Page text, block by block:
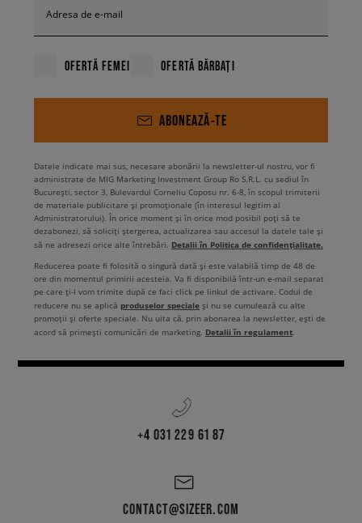
Adresa de e-mail
OFERTĂ FEMEI OFERTĂ BĂRBAȚI
ABONEAZĂ-TE
Datele indicate mai sus, necesare abonării la newsletter-ul nostru, vor fi
administrate de MIG Marketing Investment Group Ro S.R.L. cu sediul în
București, sector 3, Bulevardul Corneliu Coposu nr. 6-8, în scopul trimiterii
de materiale publicitare și promoționale (în interesul legitim al
Administratorului). În orice moment și în orice mod posibil poți să te
dezabonezi, să soliciți ștergerea, actualizarea sau accesul la datele tale și
să ne adresezi orice alte întrebări. Detalii în Politica de confidențialitate.
Reducerea poate fi folosită o singură dată și este valabilă timp de 48 de
ore din momentul primirii acesteia. Va fi disponibilă într-un e-mail separat
pe care ți-l vom trimite după ce faci click pe linkul de activare. Codul de
reducere nu se aplică produselor speciale și nu se cumulează cu alte
promoții și oferte speciale. Nu uita că, prin abonarea la newsletter, ești de
acord să primești comunicări de marketing. Detalii în regulament.
+4 031 229 61 87
CONTACT@SIZEER.COM